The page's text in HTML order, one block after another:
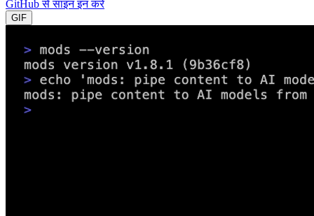
GitHub से साइन इन करें
GIF